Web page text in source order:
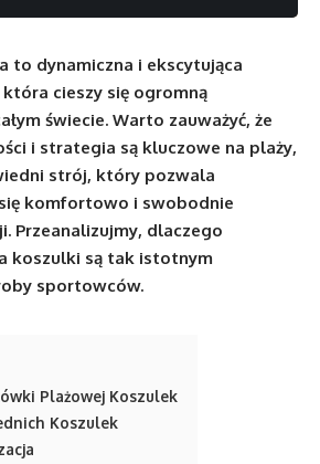
to dynamiczna i ekscytująca
cieszy się ogromną
świecie. Warto zauważyć, że
i strategia są kluczowe na plaży,
strój, który pozwala
komfortowo i swobodnie
Przeanalizujmy, dlaczego
koszulki są tak istotnym
sportowców.
Plażowej Koszulek
Koszulek